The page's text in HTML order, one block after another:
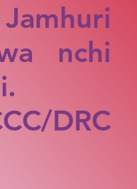
nchi
DRC